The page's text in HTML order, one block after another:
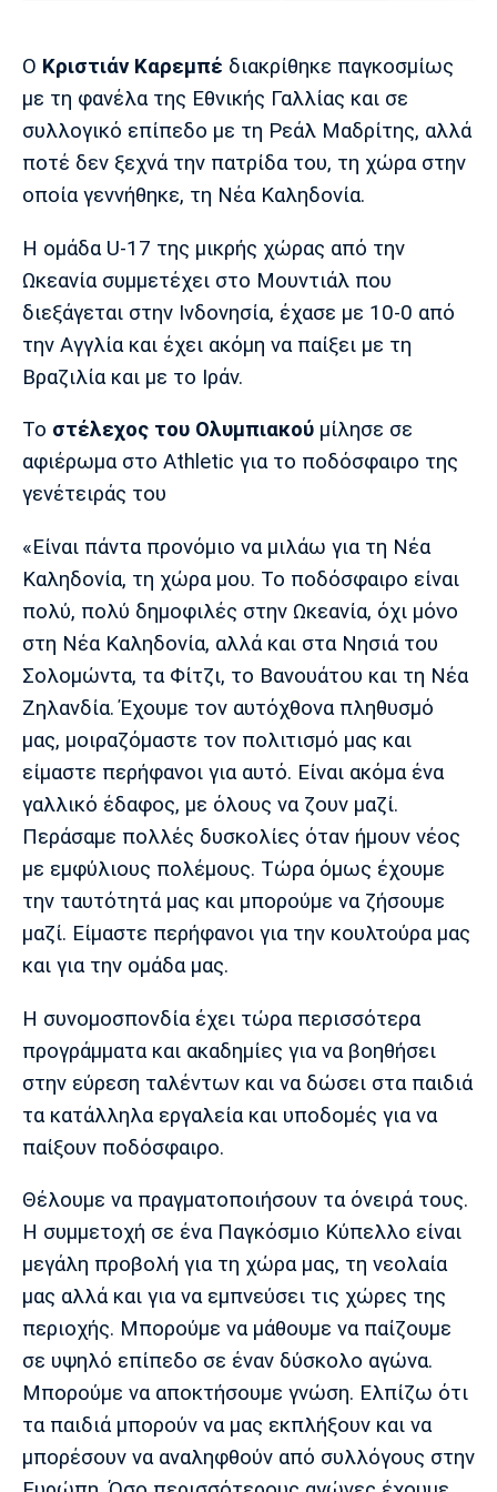
Πολιτισμός
Τραγούδια
Cine Spot
Running
Παρασκήνιο
Πρόγραμμα TV
Ιωνικός Κηφισιά Πανσερραϊκός
Μπαρτσελόνα
Ρεάλ
Μαδρίτης
Ατλέτικο
Μάντσεστερ
Γιουνάιτεντ
Τσέλσι
Λίβερπουλ
Ίντερ Μίλαν Μπάγερν
Μπορούσια
Ντόρτμουντ
Παρί Σεν
Ζερμέν
Μαρσέιγ
Μονακό
Ερυθρός
Αστέρας
Τότεναμ
Πόρτο Μπενφίκα
Ο Κριστιάν Καρεμπέ διακρίθηκε παγκοσμίως
με τη φανέλα της Εθνικής Γαλλίας και σε
συλλογικό επίπεδο με τη Ρεάλ Μαδρίτης, αλλά
ποτέ δεν ξεχνά την πατρίδα του, τη χώρα στην
οποία γεννήθηκε, τη Νέα Καληδονία.
Η ομάδα U-17 της μικρής χώρας από την
Ωκεανία συμμετέχει στο Μουντιάλ που
διεξάγεται στην Ινδονησία, έχασε με 10-0 από
την Αγγλία και έχει ακόμη να παίξει με τη
Βραζιλία και με το Ιράν.
Το στέλεχος του Ολυμπιακού μίλησε σε
αφιέρωμα στο Athletic για το ποδόσφαιρο της
γενέτειράς του
«Είναι πάντα προνόμιο να μιλάω για τη Νέα
Καληδονία, τη χώρα μου. Το ποδόσφαιρο είναι
πολύ, πολύ δημοφιλές στην Ωκεανία, όχι μόνο
στη Νέα Καληδονία, αλλά και στα Νησιά του
Σολομώντα, τα Φίτζι, το Βανουάτου και τη Νέα
Ζηλανδία. Έχουμε τον αυτόχθονα πληθυσμό
μας, μοιραζόμαστε τον πολιτισμό μας και
είμαστε περήφανοι για αυτό. Είναι ακόμα ένα
γαλλικό έδαφος, με όλους να ζουν μαζί.
Περάσαμε πολλές δυσκολίες όταν ήμουν νέος
με εμφύλιους πολέμους. Τώρα όμως έχουμε
την ταυτότητά μας και μπορούμε να ζήσουμε
μαζί. Είμαστε περήφανοι για την κουλτούρα μας
και για την ομάδα μας.
Η συνομοσπονδία έχει τώρα περισσότερα
προγράμματα και ακαδημίες για να βοηθήσει
στην εύρεση ταλέντων και να δώσει στα παιδιά
τα κατάλληλα εργαλεία και υποδομές για να
παίξουν ποδόσφαιρο.
Θέλουμε να πραγματοποιήσουν τα όνειρά τους.
Η συμμετοχή σε ένα Παγκόσμιο Κύπελλο είναι
μεγάλη προβολή για τη χώρα μας, τη νεολαία
μας αλλά και για να εμπνεύσει τις χώρες της
περιοχής. Μπορούμε να μάθουμε να παίζουμε
σε υψηλό επίπεδο σε έναν δύσκολο αγώνα.
Μπορούμε να αποκτήσουμε γνώση. Ελπίζω ότι
τα παιδιά μπορούν να μας εκπλήξουν και να
μπορέσουν να αναληφθούν από συλλόγους στην